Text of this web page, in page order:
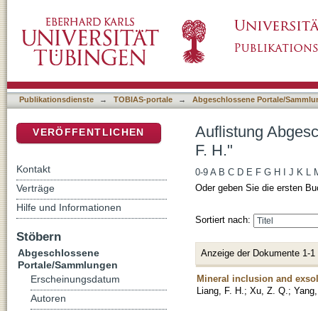
Publikationsdienste → TOBIAS-portale → Abgeschlossene Portale/
Auflistung
F. H."
0-9 A B C D E F G H J K L
Oder geben Sie die ersten
Sortiert nach:
Anzeige der Dokumente 1-1
Mineral inclusion and
Liang, F. H. ; Xu, Z. Q. ;
VERÖFFENTLICHEN
Kontakt
Verträge
Hilfe und Informationen
Stöbern
Abgeschlossene
Portale/Sammlungen
Erscheinungsdatum
Autoren